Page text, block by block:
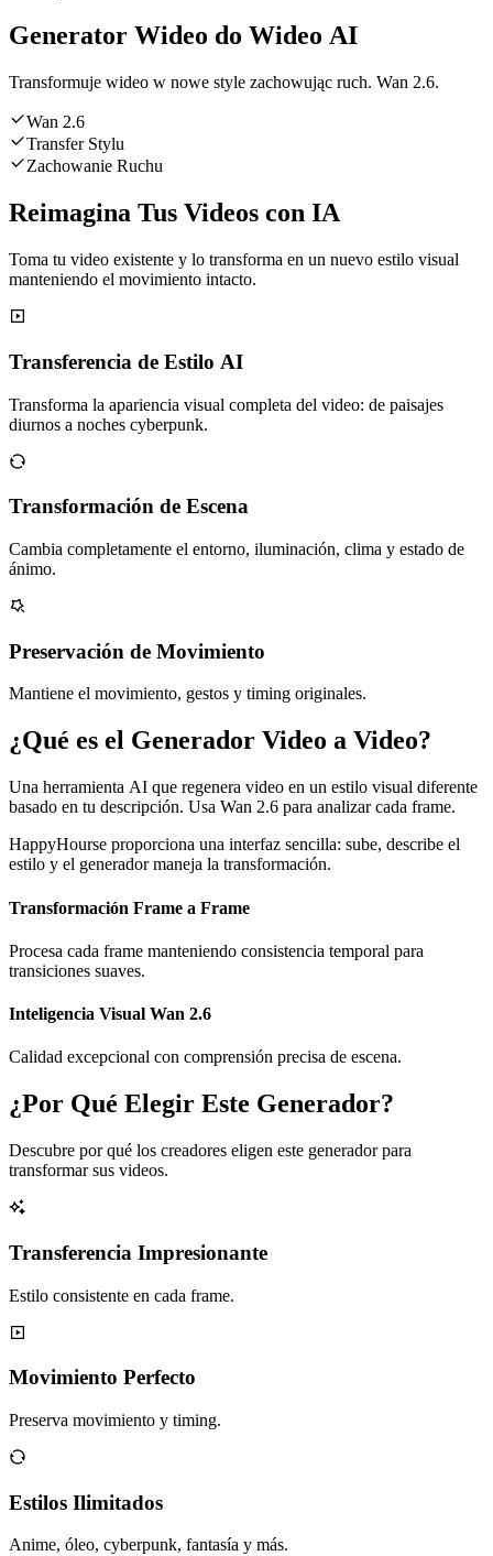
Generator Wideo do Wideo AI
Transformuje wideo w nowe style zachowując ruch. Wan 2.6.
Wan 2.6
Transfer Stylu
Zachowanie Ruchu
Reimagina Tus Videos con IA
Toma tu video existente y lo transforma en un nuevo estilo visual
manteniendo el movimiento intacto.
Transferencia de Estilo AI
Transforma la apariencia visual completa del video: de paisajes
diurnos a noches cyberpunk.
Transformación de Escena
Cambia completamente el entorno, iluminación, clima y estado de
ánimo.
Preservación de Movimiento
Mantiene el movimiento, gestos y timing originales.
¿Qué es el Generador Video a Video?
Una herramienta AI que regenera video en un estilo visual diferente
basado en tu descripción. Usa Wan 2.6 para analizar cada frame.
HappyHourse proporciona una interfaz sencilla: sube, describe el
estilo y el generador maneja la transformación.
Transformación Frame a Frame
Procesa cada frame manteniendo consistencia temporal para
transiciones suaves.
Inteligencia Visual Wan 2.6
Calidad excepcional con comprensión precisa de escena.
¿Por Qué Elegir Este Generador?
Descubre por qué los creadores eligen este generador para
transformar sus videos.
Transferencia Impresionante
Estilo consistente en cada frame.
Movimiento Perfecto
Preserva movimiento y timing.
Estilos Ilimitados
Anime, óleo, cyberpunk, fantasía y más.